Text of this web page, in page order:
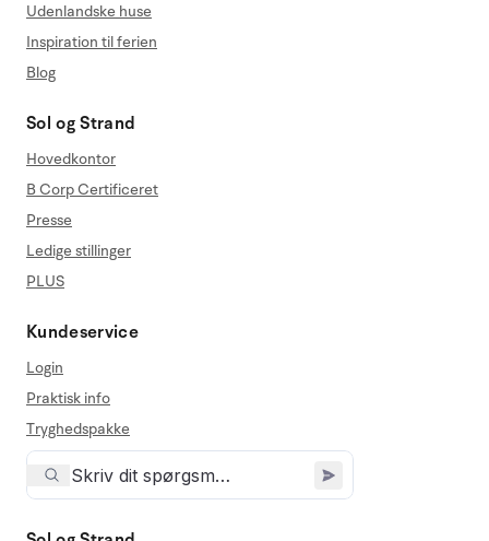
Udenlandske huse
Inspiration til ferien
Blog
Sol og Strand
Hovedkontor
B Corp Certificeret
Presse
Ledige stillinger
PLUS
Kundeservice
Login
Praktisk info
Tryghedspakke